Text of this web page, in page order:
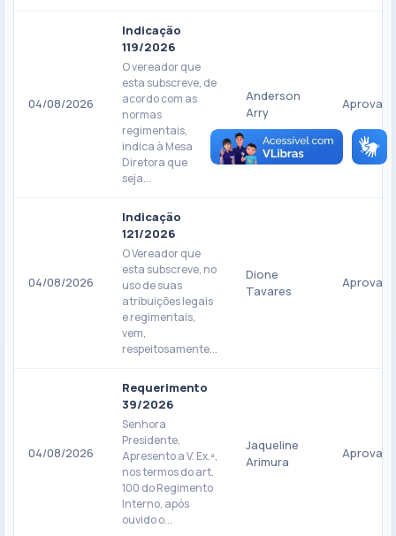
04/08/2026
Indicação
119/2026
O vereador que
esta subscreve, de
acordo com as
normas
regimentais,
indica à Mesa
Diretora que
seja...
Anderson
Arry
04/08/2026
Indicação
121/2026
O Vereador que
esta subscreve, no
uso de suas
atribuições legais
e regimentais,
vem,
respeitosamente...
Dione
Tavares
04/08/2026
Requerimento
39/2026
Senhora
Presidente,
Apresento a V. Ex.ª,
nos termos do art.
100 do Regimento
Interno, após
ouvido o...
Jaqueline
Arimura